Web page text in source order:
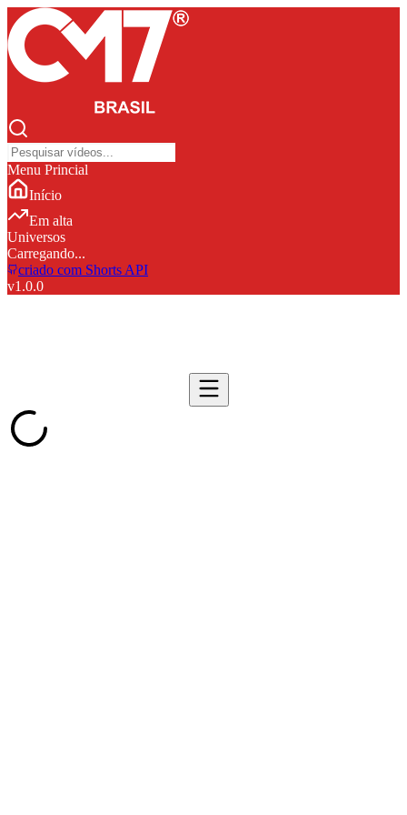
Menu Princial
Início
Em alta
Universos
Carregando...
criado com Shorts API
v1.0.0